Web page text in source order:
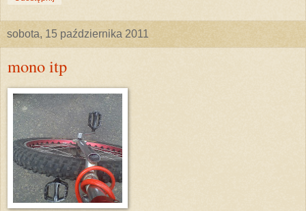
sobota, 15 października 2011
mono itp